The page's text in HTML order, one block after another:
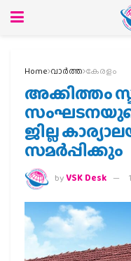
Home വാര്‍ത്ത കേരളം
അക്കിത്തം
ജില്ല
സമർപ്പിക്കും
byVSK Desk